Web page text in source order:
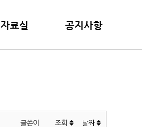
자료실
일공스님 페이스북
공지사항
글쓴이 조회 날짜